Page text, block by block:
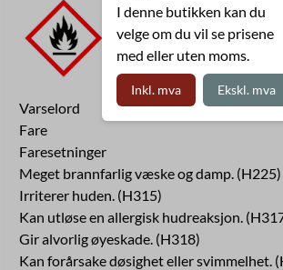
Varselord
Fare
Faresetninger
Meget brannfarlig væske og damp. (H225)
Irriterer huden. (H315)
Kan utløse en allergisk hudreaksjon.
Gir alvorlig øyeskade. (H318)
Kan forårsake døsighet eller svimmelhet.
I denne butikken kan du
velge om du vil se prisene
med eller uten moms.
Inkl. mva Ekskl. mva